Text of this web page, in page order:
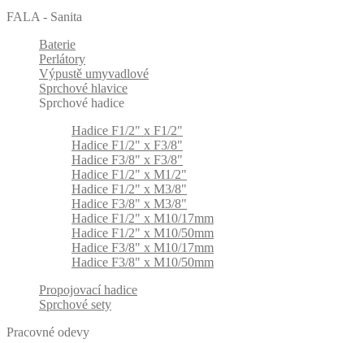
FALA - Sanita
Baterie
Perlátory
Výpustě umyvadlové
Sprchové hlavice
Sprchové hadice
Hadice F1/2" x F1/2"
Hadice F1/2" x F3/8"
Hadice F3/8" x F3/8"
Hadice F1/2" x M1/2"
Hadice F1/2" x M3/8"
Hadice F3/8" x M3/8"
Hadice F1/2" x M10/17mm
Hadice F1/2" x M10/50mm
Hadice F3/8" x M10/17mm
Hadice F3/8" x M10/50mm
Propojovací hadice
Sprchové sety
Pracovné odevy